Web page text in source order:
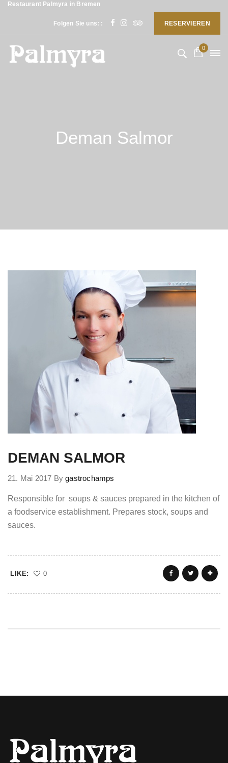
Restaurant Palmyra in Bremen
Folgen Sie uns: : RESERVIEREN
0
Deman Salmor
DEMAN SALMOR
21. Mai 2017 Bygastrochamps
Responsible for soups & sauces prepared in the kitchen of
a foodservice establishment. Prepares stock, soups and
sauces.
LIKE: 0